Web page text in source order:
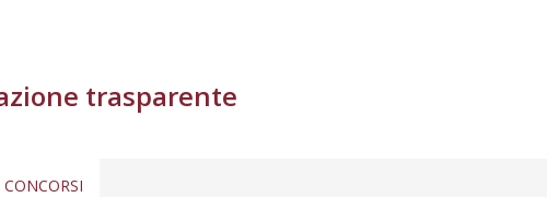
trasparente